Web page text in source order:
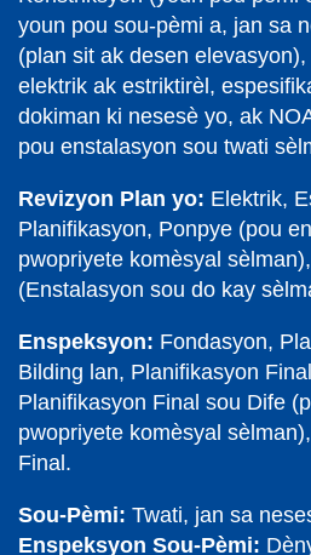
youn pou sou-pèmi a, jan sa
(plan sit ak desen elevasyon),
elektrik ak estriktirèl,
dokiman ki nesesè yo, ak
pou enstalasyon sou twati
Revizyon Plan yo: Elektrik,
Planifikasyon, Ponpye (pou
pwopriyete komèsyal
(Enstalasyon sou do kay
Enspeksyon: Fondasyon,
Bilding lan, Planifikasyon
Planifikasyon Final sou Dife
pwopriyete komèsyal
Final.
Sou-Pèmi: Twati, jan sa
Enspeksyon Sou-Pèmi: